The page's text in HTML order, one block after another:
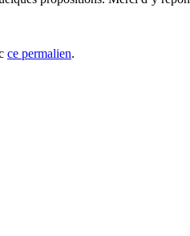
ce permalien.